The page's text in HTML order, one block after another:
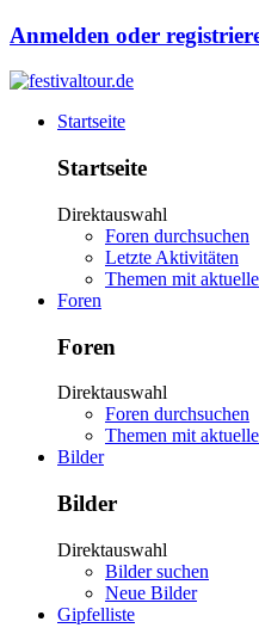
Anmelden oder
Startseite
Startseite
Direktauswahl
Foren durchsuchen
Letzte Aktivitäten
Themen mit
Foren
Foren
Direktauswahl
Foren durchsuchen
Themen mit
Bilder
Bilder
Direktauswahl
Bilder suchen
Neue Bilder
Gipfelliste